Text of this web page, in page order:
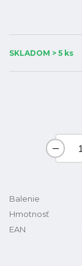
SKLADOM > 5 ks
Balenie
Hmotnosť
EAN